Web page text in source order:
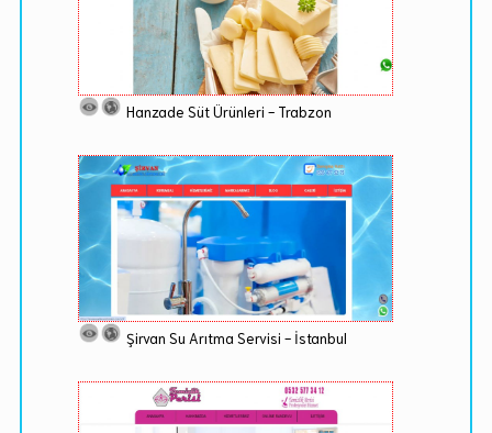
Hanzade Süt Ürünleri - Trabzon
Şirvan Su Arıtma Servisi - İstanbul